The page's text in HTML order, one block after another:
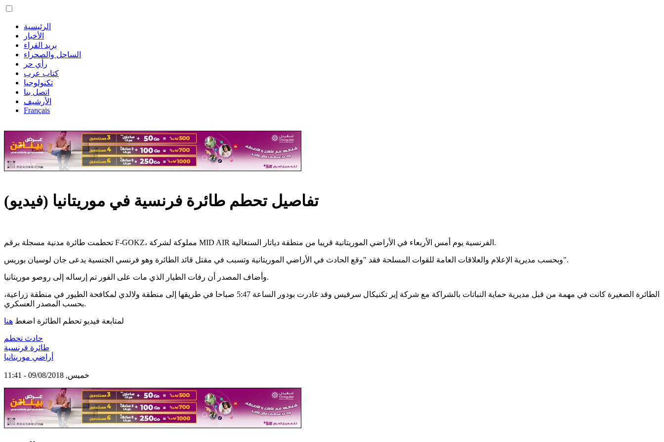
الرئيسية
الأخبار
بريد القراء
الساحل والصحراء
رأي حر
كتاب عرب
تكنولوجيا
اتصل بنا
الأرشيف
Français
تفاصيل تحطم طائرة فرنسية في موريتانيا (فيديو)
تحطمت طائرة مدنية مسجلة برقم F-GOKZ، مملوكة لشركة MID AIR الفرنسية يوم أمس الأربعاء في الأراضي الموريتانية قريبا من منطقة دياتار السنغالية.
وبحسب مديرية الإعلام والعلاقات العامة للقوات المسلحة فقد "وقع الحادث في الأراضي الموريتانية وتسبب في مقتل قائد الطائرة وهو فرنسي الجنسية يدعى جان لوسيان بوريس".
وأضاف المصدر أن رفات الطيار الذي مات على الفور تم إرساله إلى روصو موريتانيا.
الطائرة الصغيرة كانت في مهمة من قبل مديرية حماية النباتات بالشراكة مع شركة إير تكنيكال سرفيس وقد غادرت بودور الساعة 5:47 صباحا في طريقها إلى منطقة ولالدي لمكافحة الطيور في منطقة زراعية،
بحسب المصدر العسكري.
لمتابعة فيديو تحطم الطائرة اضغط هنا
حادث تحطم
طائرة فرنسية
أراضي موريتانيا
خميس, 09/08/2018 - 11:41